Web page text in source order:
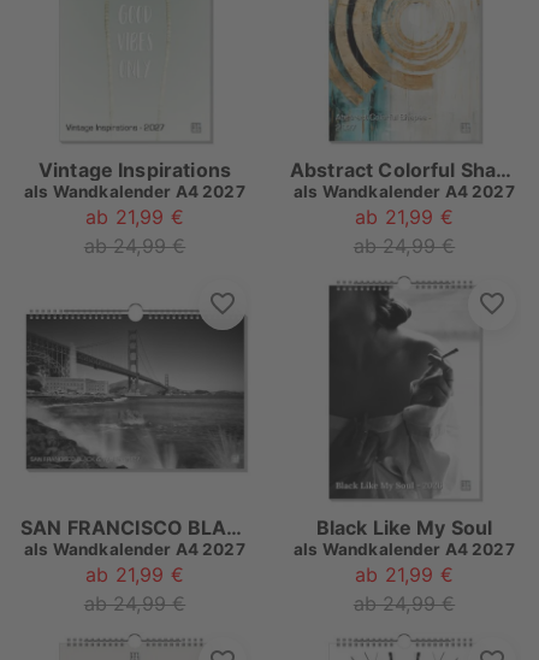
Vintage Inspirations
als Wandkalender A4 2027
ab 21,99 €
ab 24,99 €
Abstract Colorful Shapes
als Wandkalender A4 2027
ab 21,99 €
ab 24,99 €
SAN FRANCISCO BLACK & WHITE
als Wandkalender A4 2027
ab 21,99 €
ab 24,99 €
Black Like My Soul
als Wandkalender A4 2027
ab 21,99 €
ab 24,99 €